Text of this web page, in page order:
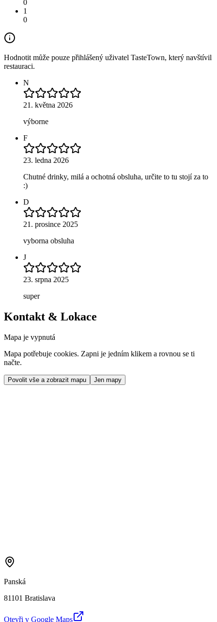
0
1
0
Hodnotit může pouze přihlášený uživatel TasteTown, který navštívil
restauraci.
N
21. května 2026
výborne
F
23. ledna 2026
Chutné drinky, milá a ochotná obsluha, určite to tu stojí za to
:)
D
21. prosince 2025
vyborna obsluha
J
23. srpna 2025
super
Kontakt & Lokace
Mapa je vypnutá
Mapa potřebuje cookies. Zapni je jedním klikem a rovnou se ti
načte.
Povolit vše a zobrazit mapu Jen mapy
Panská
81101 Bratislava
Otevři v Google Maps